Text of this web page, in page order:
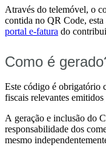
Através do telemóvel, o
contida no QR Code, esta
portal e-fatura do
Como é
Este código é obrigatório
fiscais relevantes
A geração e inclusão do
responsabilidade dos
mesmo